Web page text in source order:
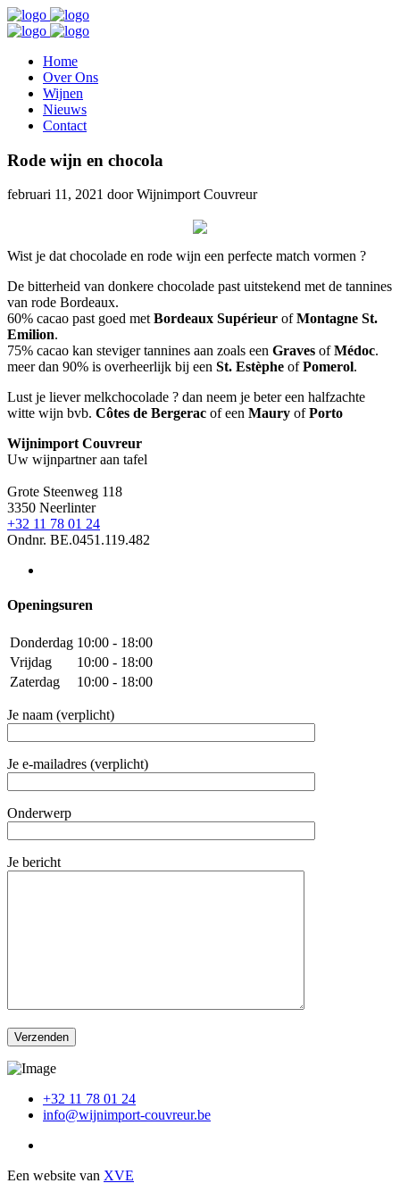
Home
Over Ons
Wijnen
Nieuws
Contact
Rode wijn en chocola
februari 11, 2021 doorWijnimport Couvreur
Wist je dat chocolade en rode wijn een perfecte match vormen ?
De bitterheid van donkere chocolade past uitstekend met de tannines
van rode Bordeaux.
60% cacao past goed met Bordeaux Supérieur ofMontagne St.
Emilion.
75% cacao kan steviger tannines aan zoals een Graves ofMédoc.
meer dan 90% is overheerlijk bij een St. Estèphe ofPomerol.
Lust je liever melkchocolade ? dan neem je beter een halfzachte
witte wijn bvb. Côtes de Bergerac of een Maury ofPorto
Wijnimport Couvreur
Uw wijnpartner aan tafel
Grote Steenweg 118
3350 Neerlinter
+32 11 78 01 24
Ondnr. BE.0451.119.482
Openingsuren
Donderdag 10:00 - 18:00
Vrijdag
10:00 - 18:00
Zaterdag
10:00 - 18:00
Je naam (verplicht)
Je e-mailadres (verplicht)
Onderwerp
Je bericht
+32 11 78 01 24
info@wijnimport-couvreur.be
Een website van XVE